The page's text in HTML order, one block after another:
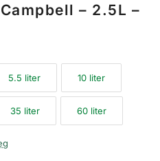
– 2.5L –
5.5 liter 10 liter
35 liter 60 liter